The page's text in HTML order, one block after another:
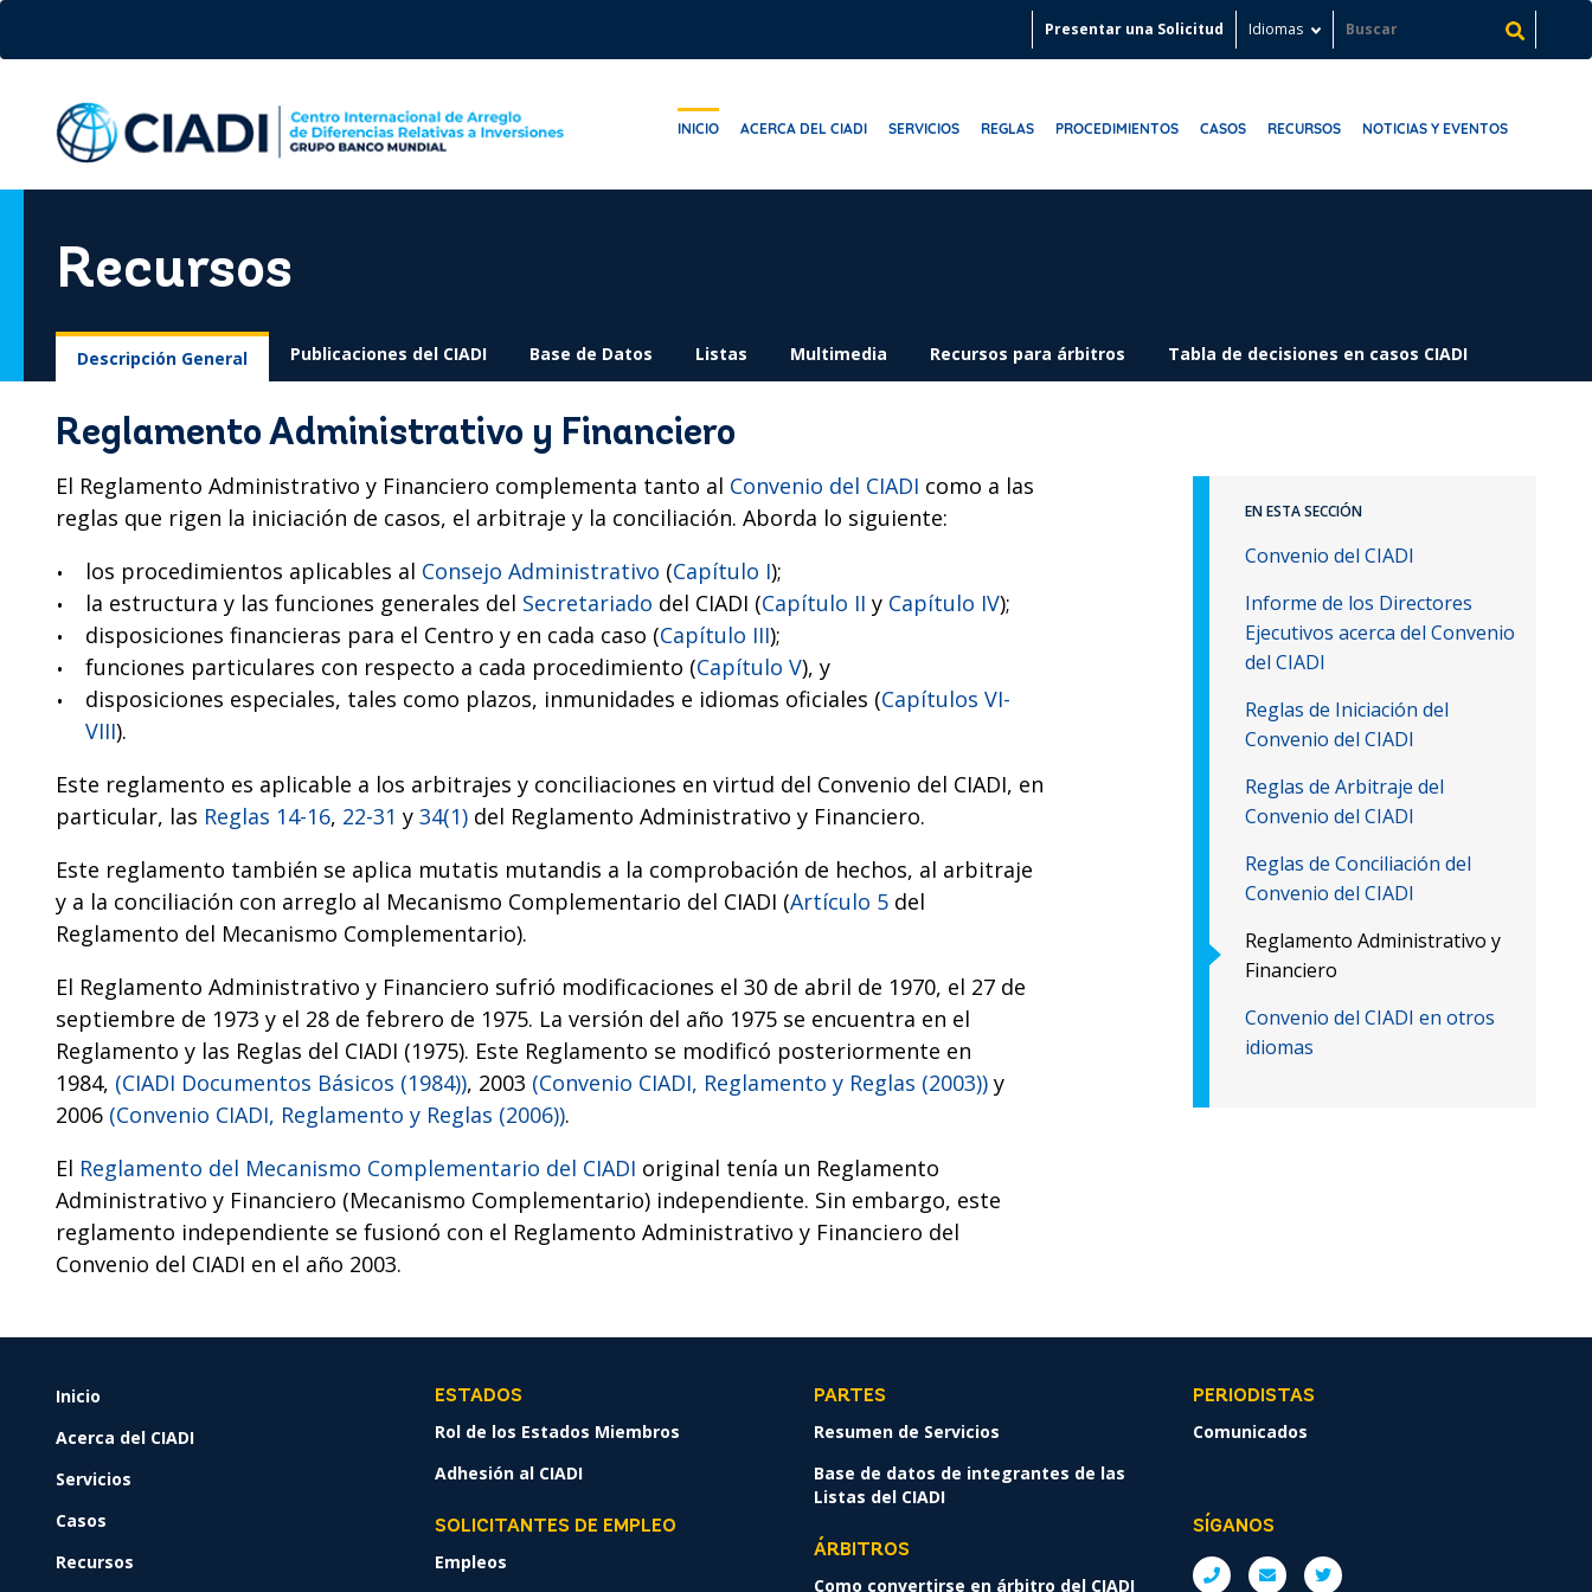
principal
Presentar una Solicitud Idiomas
INICIO ACERCA DEL CIADI SERVICIOS REGLAS PROCEDIMIENTOS CASOS RECURSOS NOTICIAS Y EVENTOS
Recursos
Descripción General Publicaciones del CIADI Base de Datos Listas Multimedia Recursos para árbitros Tabla de decisiones en casos CIADI
Reglamento Administrativo y Financiero
El Reglamento Administrativo y Financiero complementa tanto al Convenio del CIADI como a las
reglas que rigen la iniciación de casos, el arbitraje y la conciliación. Aborda lo siguiente:
los procedimientos aplicables al Consejo Administrativo (Capítulo I);
la estructura y las funciones generales del Secretariado del CIADI (Capítulo II y Capítulo IV);
disposiciones financieras para el Centro y en cada caso (Capítulo III);
funciones particulares con respecto a cada procedimiento (Capítulo V), y
disposiciones especiales, tales como plazos, inmunidades e idiomas oficiales (Capítulos VI-
VIII).
Este reglamento es aplicable a los arbitrajes y conciliaciones en virtud del Convenio del CIADI, en
particular, las Reglas 14-16, 22-31 y 34(1) del Reglamento Administrativo y Financiero.
Este reglamento también se aplica mutatis mutandis a la comprobación de hechos, al arbitraje
y a la conciliación con arreglo al Mecanismo Complementario del CIADI (Artículo 5 del
Reglamento del Mecanismo Complementario).
El Reglamento Administrativo y Financiero sufrió modificaciones el 30 de abril de 1970, el 27 de
septiembre de 1973 y el 28 de febrero de 1975. La versión del año 1975 se encuentra en el
Reglamento y las Reglas del CIADI (1975). Este Reglamento se modificó posteriormente en
1984, (CIADI Documentos Básicos (1984)), 2003 (Convenio CIADI, Reglamento y Reglas (2003)) y
2006 (Convenio CIADI, Reglamento y Reglas (2006)).
El Reglamento del Mecanismo Complementario del CIADI original tenía un Reglamento
Administrativo y Financiero (Mecanismo Complementario) independiente. Sin embargo, este
reglamento independiente se fusionó con el Reglamento Administrativo y Financiero del
Convenio del CIADI en el año 2003.
EN ESTA SECCIÓN
Convenio del CIADI
Informe de los Directores
Ejecutivos acerca del Convenio
del CIADI
Reglas de Iniciación del
Convenio del CIADI
Reglas de Arbitraje del
Convenio del CIADI
Reglas de Conciliación del
Convenio del CIADI
Reglamento Administrativo y
Financiero
Convenio del CIADI en otros
idiomas
FOOTER
Inicio
Acerca del CIADI
Servicios
Casos
Recursos
ESTADOS
Rol de los Estados Miembros
Adhesión al CIADI
SOLICITANTES DE EMPLEO
Empleos
PARTES
Resumen de Servicios
Base de datos de integrantes de las
Listas del CIADI
ÁRBITROS
Como convertirse en árbitro del CIADI
PERIODISTAS
Comunicados
SÍGANOS